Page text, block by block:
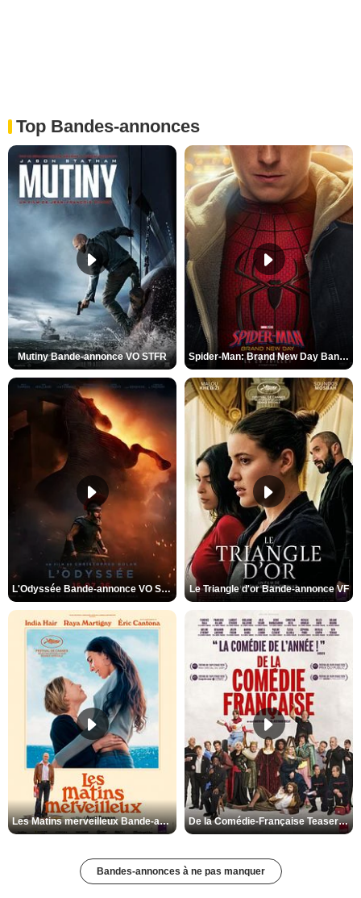
Top Bandes-annonces
Mutiny Bande-annonce VO STFR Spider-Man: Brand New Day Bande-annonce VO STFR
L'Odyssée Bande-annonce VO STFR Le Triangle d'or Bande-annonce VF
Les Matins merveilleux Bande-annonce VF De la Comédie-Française Teaser VF
Bandes-annonces à ne pas manquer